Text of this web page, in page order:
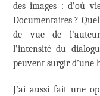
des images : d’où
Documentaires ?
de vue de
l’intensité du
peuvent surgir d’une
J’ai aussi fait une